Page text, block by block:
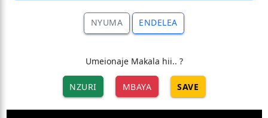
NYUMA ENDELEA
Umeionaje Makala hii.. ?
NZURI MBAYA SAVE